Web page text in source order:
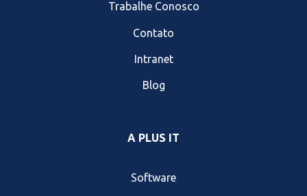
Trabalhe Conosco
Contato
Intranet
Blog
A PLUS IT
Software